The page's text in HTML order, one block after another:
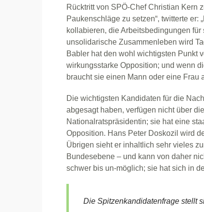
Rücktritt von SPÖ-Chef Christian Kern
Paukenschläge zu setzen“, twitterte
kollabieren, die Arbeitsbedingungen
unsolidarische Zusammenleben wird
Babler hat den wohl wichtigsten Punkt
wirkungsstarke Opposition; und wenn
braucht sie einen Mann oder eine Frau
Die wichtigsten Kandidaten für die
abgesagt haben, verfügen nicht über
Nationalratspräsidentin; sie hat eine
Opposition. Hans Peter Doskozil wird
Übrigen sieht er inhaltlich sehr vieles
Bundesebene – und kann von daher
schwer bis un-möglich; sie hat sich in
Die Spitzenkandidatenfrage stellt